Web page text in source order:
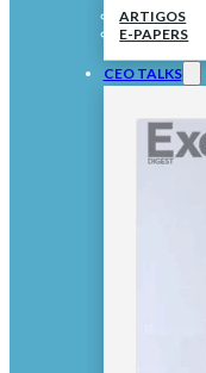
ARTIGOS
E-PAPERS
CEO TALKS